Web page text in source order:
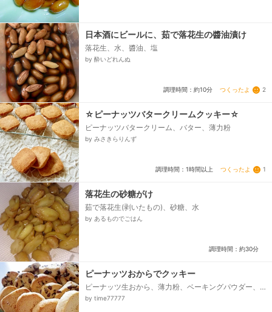
日本酒にビールに、茹で落花生の醬油漬け
落花生、水、醬油、塩
by 酔いどれんぬ
調理時間：約10分 つくったよ 2
☆ピーナッツバタークリームクッキー☆
ピーナッツバタークリーム、バター、薄力粉
by みさきらりんず
調理時間：1時間以上 つくったよ 1
落花生の砂糖がけ
茹で落花生(剥いたもの)、砂糖、水
by あるものでごはん
調理時間：約30分
ピーナッツおからでクッキー
ピーナッツ生おから、薄力粉、ベーキングパウダー、
バター、砂糖、卵、チョコチップ(あれば)
by time77777